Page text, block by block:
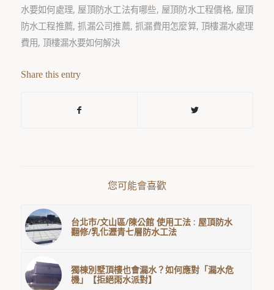
水要如何處理, 屋頂防水工法有哪些, 屋頂防水工程價格, 屋頂
防水工程推薦,抓漏公司推薦,抓漏費用怎麼算,頂樓漏水處理
費用, 頂樓漏水要如何解決
Share this entry
您可能會喜歡
台北市/文山區/陳公館 使用工法 : 屋頂防水
翻修/乳化瀝青七層防水工法
獨棟別墅頂樓也會漏水？如何應對「漏水危
機」【拒絕雨水派對】